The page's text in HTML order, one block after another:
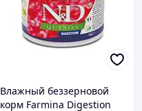
Влажный беззерновой
корм Farmina Digestion